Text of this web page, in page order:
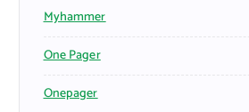
Myhammer
One Pager
Onepager